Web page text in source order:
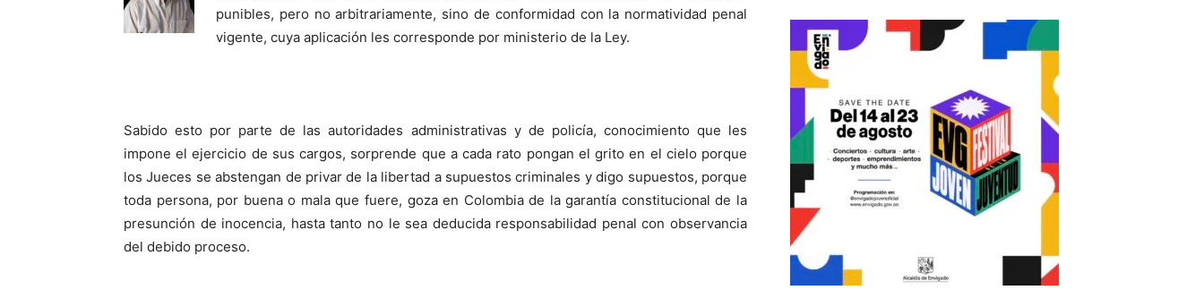
punibles, pero no arbitrariamente, sino de conformidad con la normatividad penal
vigente, cuya aplicación les corresponde por ministerio de la Ley.
Sabido esto por parte de las autoridades administrativas y de policía, conocimiento que les
impone el ejercicio de sus cargos, sorprende que a cada rato pongan el grito en el cielo porque
los Jueces se abstengan de privar de la libertad a supuestos criminales y digo supuestos, porque
toda persona, por buena o mala que fuere, goza en Colombia de la garantía constitucional de la
presunción de inocencia, hasta tanto no le sea deducida responsabilidad penal con observancia
del debido proceso.